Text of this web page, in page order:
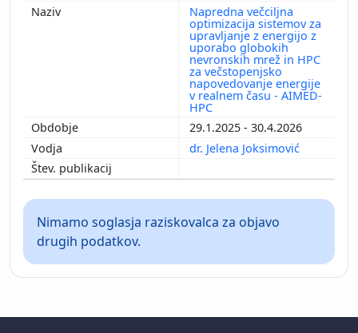
Napredna večciljna
optimizacija sistemov za
upravljanje z energijo z
uporabo globokih
nevronskih mrež in HPC
za večstopenjsko
napovedovanje energije
v realnem času - AIMED-
HPC
29.1.2025 - 30.4.2026
dr. Jelena Joksimović
Nimamo soglasja raziskovalca za objavo
drugih podatkov.